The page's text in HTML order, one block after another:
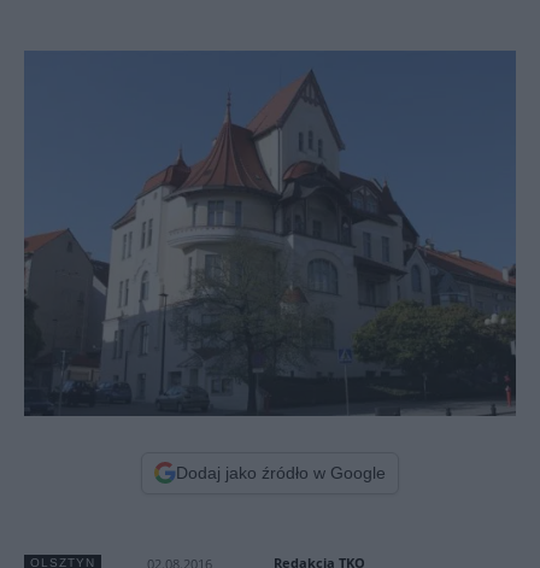
Dodaj jako źródło w Google
OLSZTYN 02.08.2016 Redakcja TKO